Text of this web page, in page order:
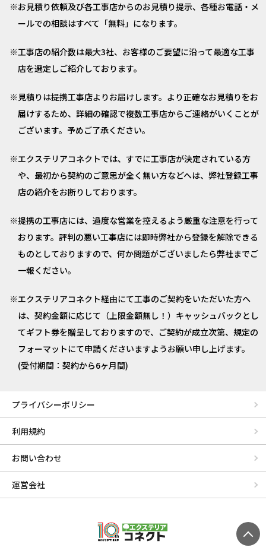
お見積り依頼及び各工事店からのお見積り提示、各種お電話・メ
ールでの相談はすべて「無料」になります。
工事店の紹介数は最大3社、お客様のご要望に沿って最適な工事
店を選定しご紹介しております。
見積りは提携工事店よりお届けします。より正確なお見積りをお
届けするため、詳細の確認で複数工事店からご連絡がいくことが
ございます。予めご了承ください。
エクステリアコネクトでは、すでに工事店が決定されている方
や、最初から契約のご意思が全く無い方などへは、弊社登録工事
店の紹介をお断りしております。
提携の工事店には、過度な営業を控えるよう厳重な注意を行って
おります。評判の悪い工事店には即時弊社から登録を解除できる
ものとしておりますので、何か問題がございましたら弊社までご
一報ください。
エクステリアコネクト経由にて工事のご契約をいただいた方へ
は、契約金額に応じて（上限金額無し！）キャッシュバックとし
てギフト券を贈呈しておりますので、ご契約が成立次第、規定の
フォーマットにて申請くださいますようお願い申し上げます。
(受付期間：契約から6ヶ月間)
プライバシーポリシー
利用規約
お問い合わせ
運営会社